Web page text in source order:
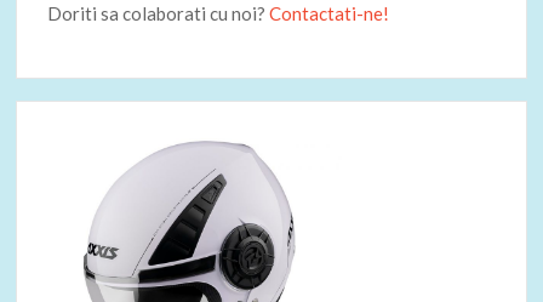
Doriti sa colaborati cu noi?Contactati-ne!